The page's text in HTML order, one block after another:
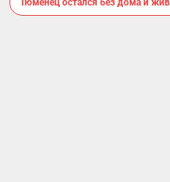
Тюменец остался без дома и